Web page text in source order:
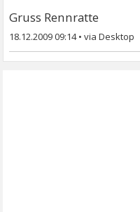
Gruss Rennratte
18.12.2009 09:14•